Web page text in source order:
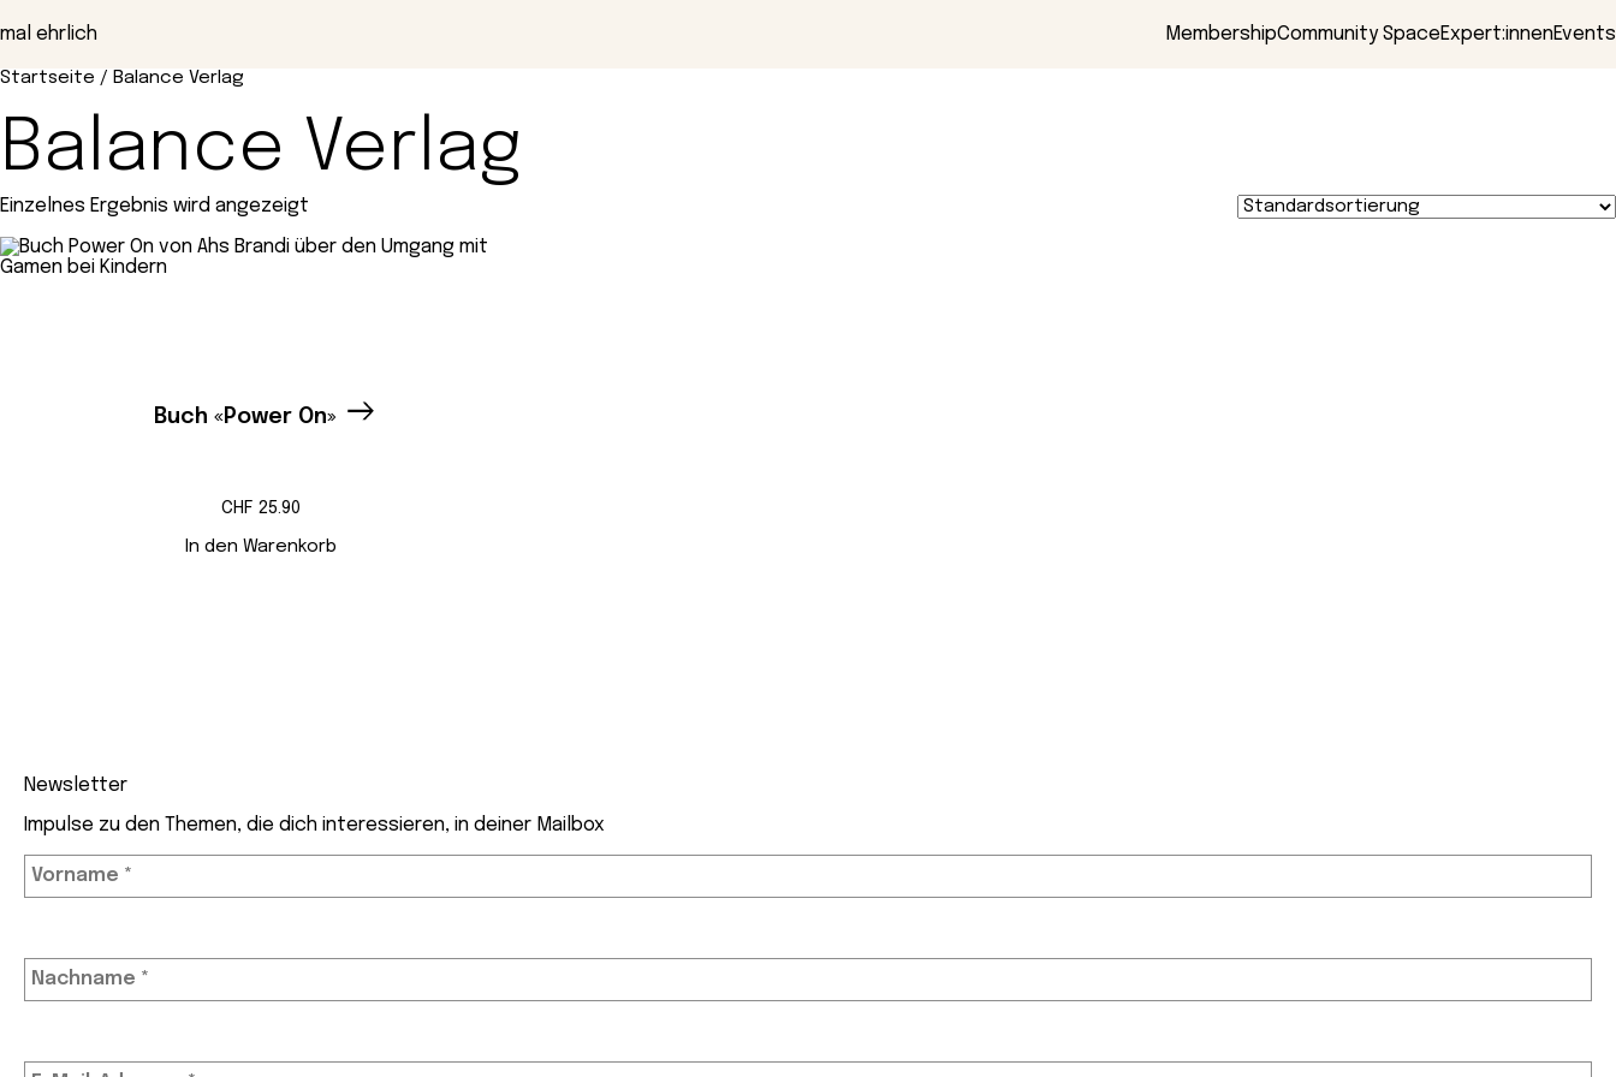
Inhalt
mal ehrlich MembershipCommunity SpaceExpert:innenEvents
Startseite / Balance Verlag
Balance Verlag
Einzelnes Ergebnis wird angezeigt
Buch «Power On»
CHF 25.90
In den Warenkorb
Newsletter
Impulse zu den Themen, die dich interessieren, in deiner Mailbox